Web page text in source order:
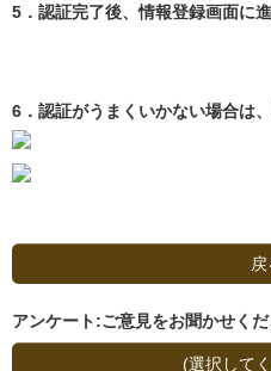
5．認証完了後、情報登録画面に進
6．認証がうまくいかない場合は
戻
アンケート:ご意見をお聞かせく
(選択して